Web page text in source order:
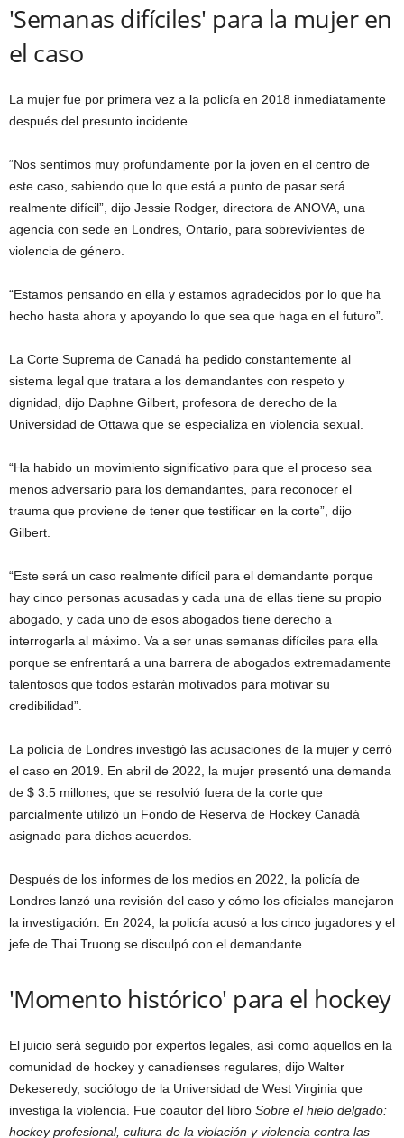
'Semanas difíciles' para la mujer en
el caso
La mujer fue por primera vez a la policía en 2018 inmediatamente
después del presunto incidente.
“Nos sentimos muy profundamente por la joven en el centro de
este caso, sabiendo que lo que está a punto de pasar será
realmente difícil”, dijo Jessie Rodger, directora de ANOVA, una
agencia con sede en Londres, Ontario, para sobrevivientes de
violencia de género.
“Estamos pensando en ella y estamos agradecidos por lo que ha
hecho hasta ahora y apoyando lo que sea que haga en el futuro”.
La Corte Suprema de Canadá ha pedido constantemente al
sistema legal que tratara a los demandantes con respeto y
dignidad, dijo Daphne Gilbert, profesora de derecho de la
Universidad de Ottawa que se especializa en violencia sexual.
“Ha habido un movimiento significativo para que el proceso sea
menos adversario para los demandantes, para reconocer el
trauma que proviene de tener que testificar en la corte”, dijo
Gilbert.
“Este será un caso realmente difícil para el demandante porque
hay cinco personas acusadas y cada una de ellas tiene su propio
abogado, y cada uno de esos abogados tiene derecho a
interrogarla al máximo. Va a ser unas semanas difíciles para ella
porque se enfrentará a una barrera de abogados extremadamente
talentosos que todos estarán motivados para motivar su
credibilidad”.
La policía de Londres investigó las acusaciones de la mujer y cerró
el caso en 2019. En abril de 2022, la mujer presentó una demanda
de $ 3.5 millones, que se resolvió fuera de la corte que
parcialmente utilizó un Fondo de Reserva de Hockey Canadá
asignado para dichos acuerdos.
Después de los informes de los medios en 2022, la policía de
Londres lanzó una revisión del caso y cómo los oficiales manejaron
la investigación. En 2024, la policía acusó a los cinco jugadores y el
jefe de Thai Truong se disculpó con el demandante.
'Momento histórico' para el hockey
El juicio será seguido por expertos legales, así como aquellos en la
comunidad de hockey y canadienses regulares, dijo Walter
Dekeseredy, sociólogo de la Universidad de West Virginia que
investiga la violencia. Fue coautor del libro Sobre el hielo delgado:
hockey profesional, cultura de la violación y violencia contra las